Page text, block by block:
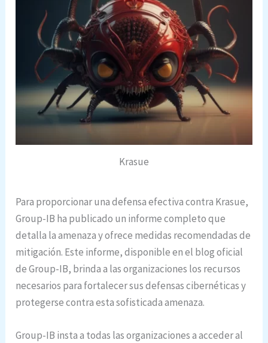
Krasue
Para proporcionar una defensa efectiva contra Krasue,
Group-IB ha publicado un informe completo que
detalla la amenaza y ofrece medidas recomendadas de
mitigación. Este informe, disponible en el blog oficial
de Group-IB, brinda a las organizaciones los recursos
necesarios para fortalecer sus defensas cibernéticas y
protegerse contra esta sofisticada amenaza.
Group-IB insta a todas las organizaciones a acceder al